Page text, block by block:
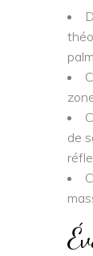
de